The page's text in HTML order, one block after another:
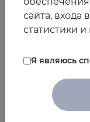
ООО «Эбботт
ООО «Берингер
сайта, входа
статистики
Я являюсь